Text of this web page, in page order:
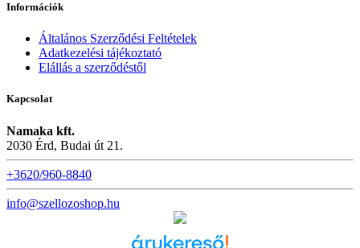
Információk
Általános Szerződési Feltételek
Adatkezelési tájékoztató
Elállás a szerződéstől
Kapcsolat
Namaka kft.
2030 Érd, Budai út 21.
+3620/960-8840
info@szellozoshop.hu